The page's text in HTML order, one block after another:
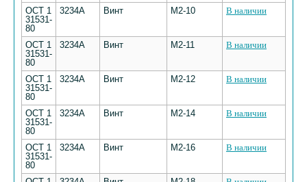
ОСТ 1
31531-
80
3234А Винт М2-10 В наличии
ОСТ 1
31531-
80
3234А Винт М2-11 В наличии
ОСТ 1
31531-
80
3234А Винт М2-12 В наличии
ОСТ 1
31531-
80
3234А Винт М2-14 В наличии
ОСТ 1
31531-
80
3234А Винт М2-16 В наличии